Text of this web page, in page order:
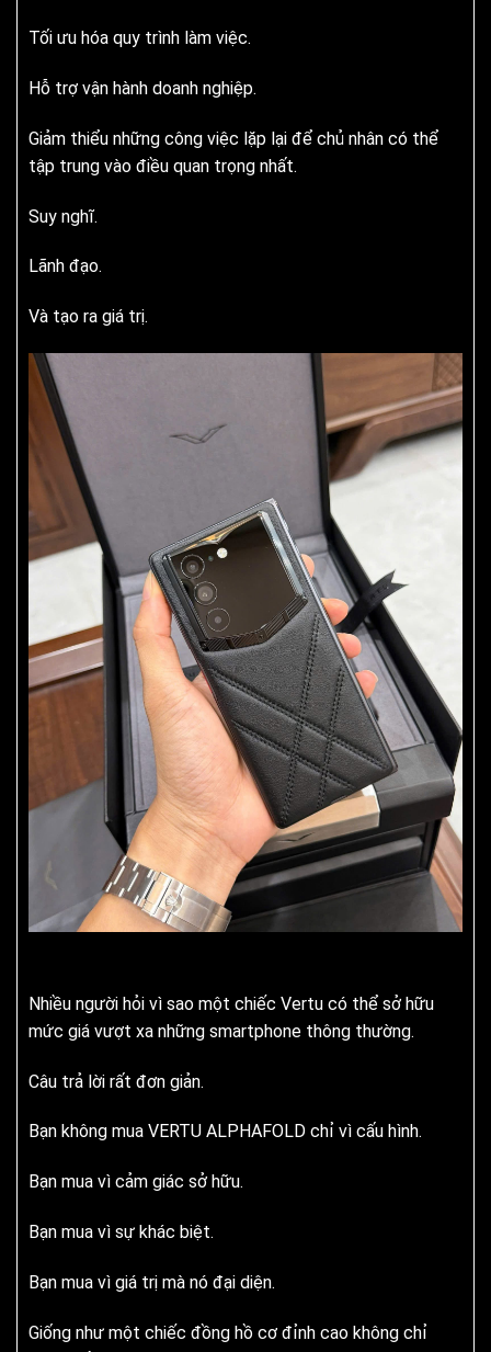
Tối ưu hóa quy trình làm việc.
Hỗ trợ vận hành doanh nghiệp.
Giảm thiểu những công việc lặp lại để chủ nhân có thể
tập trung vào điều quan trọng nhất.
Suy nghĩ.
Lãnh đạo.
Và tạo ra giá trị.
Nhiều người hỏi vì sao một chiếc Vertu có thể sở hữu
mức giá vượt xa những smartphone thông thường.
Câu trả lời rất đơn giản.
Bạn không mua VERTU ALPHAFOLD chỉ vì cấu hình.
Bạn mua vì cảm giác sở hữu.
Bạn mua vì sự khác biệt.
Bạn mua vì giá trị mà nó đại diện.
Giống như một chiếc đồng hồ cơ đỉnh cao không chỉ